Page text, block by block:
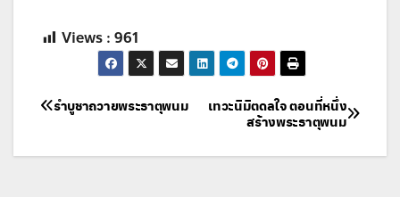
Views : 961
แนะแนว
เรื่อง
เทวะนิมิตดลใจ ตอนที่หนึ่ง
สร้างพระธาตุพนม
รำบูชาถวายพระธาตุพนม